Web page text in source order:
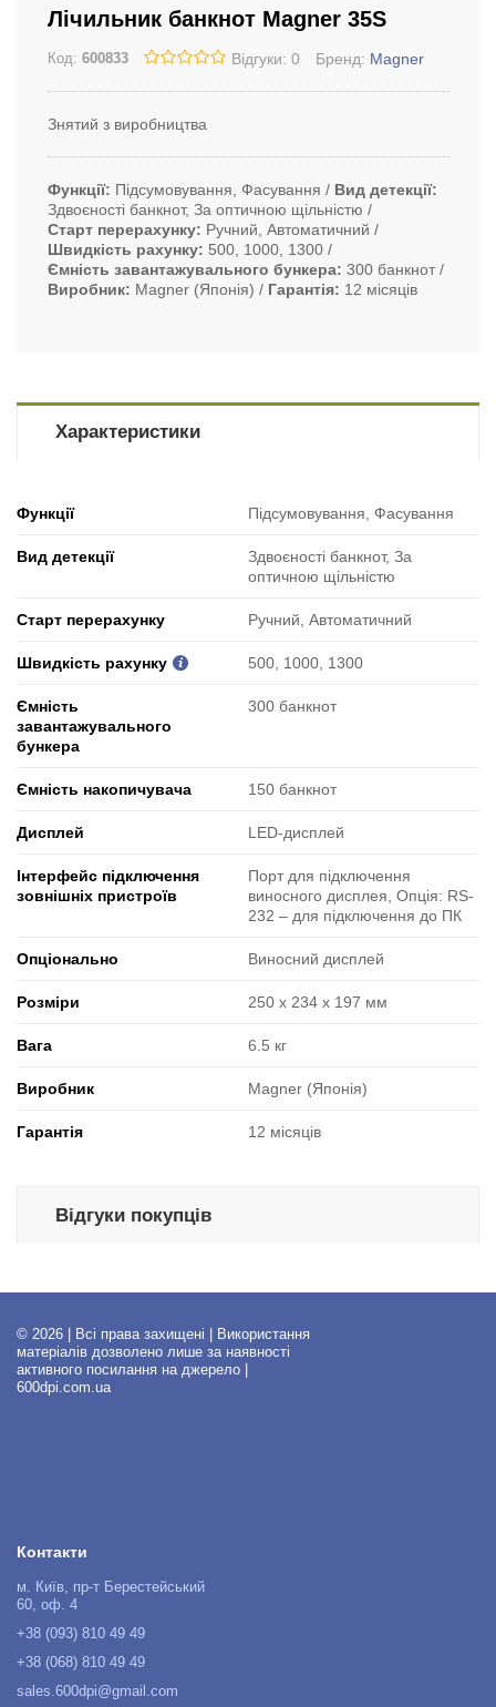
Лічильник банкнот Magner 35S
Код: 600833 Відгуки: 0 Бренд: Magner
Знятий з виробництва
Функції Підсумовування, Фасування
Вид детекції
Здвоєності банкнот, За оптичною щільністю
Старт перерахунку
Ручний, Автоматичний
Швидкість рахунку
500, 1000, 1300
Ємність завантажувального бункера 300 банкнот
Виробник
Magner (Японія) Гарантія 12 місяців
Характеристики
Функції Підсумовування, Фасування
Вид детекції
Здвоєності банкнот, За
оптичною щільністю
Старт перерахунку Ручний, Автоматичний
Швидкість рахунку 500, 1000, 1300
Ємність
завантажувального
бункера
300 банкнот
Ємність накопичувача 150 банкнот
Дисплей LED-дисплей
Інтерфейс підключення
зовнішніх пристроїв
Порт для підключення
виносного дисплея, Опція: RS-
232 ‒ для підключення до ПК
Опціонально Виносний дисплей
Розміри 250 x 234 x 197 мм
Вага 6.5 кг
Виробник Magner (Японія)
Гарантія 12 місяців
Відгуки покупців
© 2026 | Всі права захищені | Використання
матеріалів дозволено лише за наявності
активного посилання на джерело |
600dpi.com.ua
Контакти
м. Київ, пр-т Берестейський
60, оф. 4
+38 (093) 810 49 49
+38 (068) 810 49 49
sales.600dpi@gmail.com